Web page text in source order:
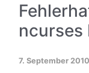
ncurses
7. September 2010